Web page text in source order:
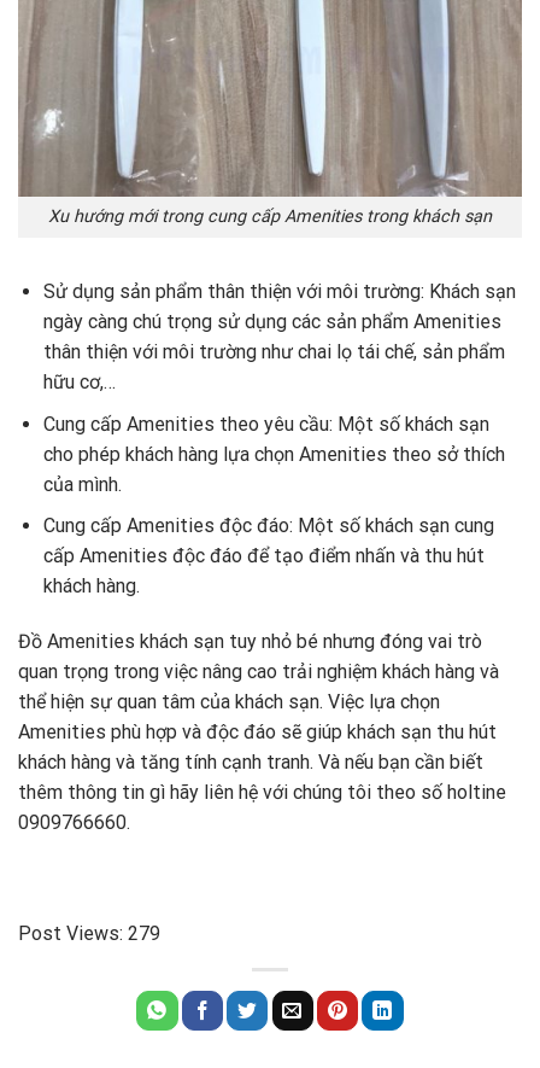
Xu hướng mới trong cung cấp Amenities trong khách sạn
Sử dụng sản phẩm thân thiện với môi trường: Khách sạn
ngày càng chú trọng sử dụng các sản phẩm Amenities
thân thiện với môi trường như chai lọ tái chế, sản phẩm
hữu cơ,…
Cung cấp Amenities theo yêu cầu: Một số khách sạn
cho phép khách hàng lựa chọn Amenities theo sở thích
của mình.
Cung cấp Amenities độc đáo: Một số khách sạn cung
cấp Amenities độc đáo để tạo điểm nhấn và thu hút
khách hàng.
Đồ Amenities khách sạn tuy nhỏ bé nhưng đóng vai trò
quan trọng trong việc nâng cao trải nghiệm khách hàng và
thể hiện sự quan tâm của khách sạn. Việc lựa chọn
Amenities phù hợp và độc đáo sẽ giúp khách sạn thu hút
khách hàng và tăng tính cạnh tranh. Và nếu bạn cần biết
thêm thông tin gì hãy liên hệ với chúng tôi theo số holtine
0909766660.
Post Views: 279